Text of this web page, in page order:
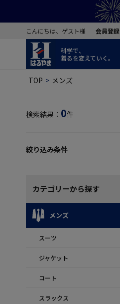
こんにちは、ゲスト様 会員登録
科学で、
着るを変えていく。
TOP メンズ
検索結果： 0件
絞り込み条件
カテゴリーから探す
メンズ
スーツ
ジャケット
コート
スラックス